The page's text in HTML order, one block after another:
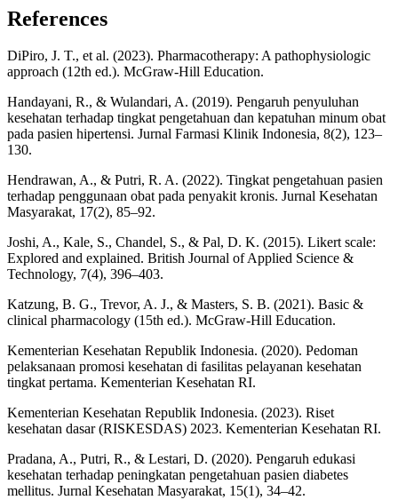
References
DiPiro, J. T., et al. (2023). Pharmacotherapy: A pathophysiologic
approach (12th ed.). McGraw-Hill Education.
Handayani, R., & Wulandari, A. (2019). Pengaruh penyuluhan
kesehatan terhadap tingkat pengetahuan dan kepatuhan minum obat
pada pasien hipertensi. Jurnal Farmasi Klinik Indonesia, 8(2), 123–
130.
Hendrawan, A., & Putri, R. A. (2022). Tingkat pengetahuan pasien
terhadap penggunaan obat pada penyakit kronis. Jurnal Kesehatan
Masyarakat, 17(2), 85–92.
Joshi, A., Kale, S., Chandel, S., & Pal, D. K. (2015). Likert scale:
Explored and explained. British Journal of Applied Science &
Technology, 7(4), 396–403.
Katzung, B. G., Trevor, A. J., & Masters, S. B. (2021). Basic &
clinical pharmacology (15th ed.). McGraw-Hill Education.
Kementerian Kesehatan Republik Indonesia. (2020). Pedoman
pelaksanaan promosi kesehatan di fasilitas pelayanan kesehatan
tingkat pertama. Kementerian Kesehatan RI.
Kementerian Kesehatan Republik Indonesia. (2023). Riset
kesehatan dasar (RISKESDAS) 2023. Kementerian Kesehatan RI.
Pradana, A., Putri, R., & Lestari, D. (2020). Pengaruh edukasi
kesehatan terhadap peningkatan pengetahuan pasien diabetes
mellitus. Jurnal Kesehatan Masyarakat, 15(1), 34–42.